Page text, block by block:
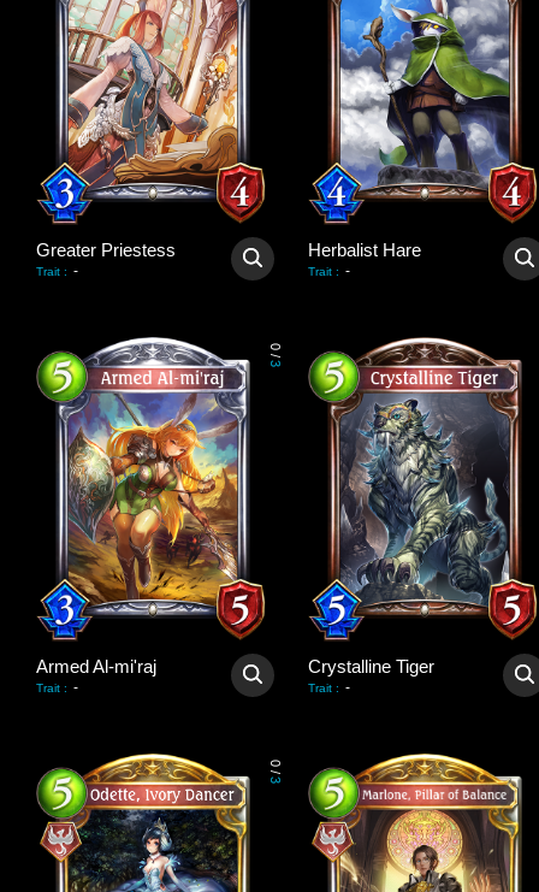
Greater Priestess
Trait : -
Herbalist Hare
Trait : -
0
/
3
Armed Al-mi'raj
Trait : -
Crystalline Tiger
Trait : -
0
/
3